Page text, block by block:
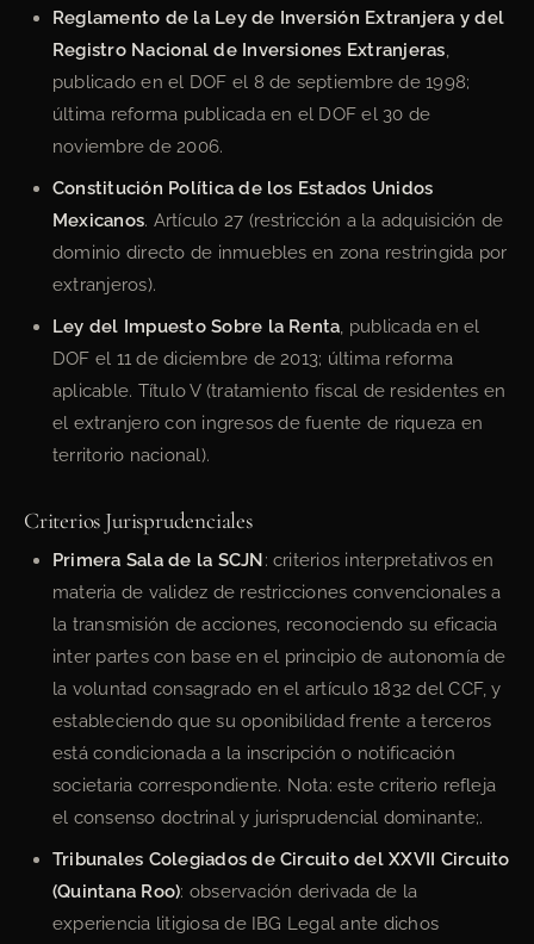
Reglamento de la Ley de Inversión Extranjera y del
Registro Nacional de Inversiones Extranjeras
publicado en el DOF el 8 de septiembre de 1998;
última reforma publicada en el DOF el 30 de
noviembre de 2006.
Constitución Política de los Estados Unidos
Mexicanos. Artículo 27 (restricción a la adquisición de
dominio directo de inmuebles en zona restringida por
extranjeros).
Ley del Impuesto Sobre la Renta , publicada en el
DOF el 11 de diciembre de 2013; última reforma
aplicable. Título V (tratamiento fiscal de residentes en
el extranjero con ingresos de fuente de riqueza en
territorio nacional).
Criterios Jurisprudenciales
Primera Sala de la SCJN: criterios interpretativos en
materia de validez de restricciones convencionales a
la transmisión de acciones, reconociendo su eficacia
inter partes con base en el principio de autonomía de
la voluntad consagrado en el artículo 1832 del CCF, y
estableciendo que su oponibilidad frente a terceros
está condicionada a la inscripción o notificación
societaria correspondiente. Nota: este criterio refleja
el consenso doctrinal y jurisprudencial dominante;.
Tribunales Colegiados de Circuito del XXVII Circuito
(Quintana Roo): observación derivada de la
experiencia litigiosa de IBG Legal ante dichos